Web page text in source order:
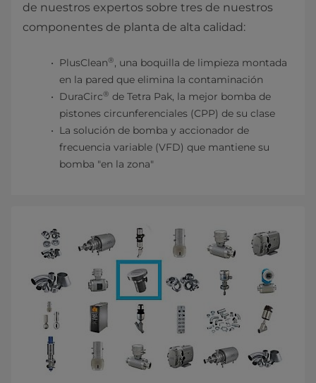
de nuestros expertos sobre tres de nuestros
componentes de planta de alta calidad:
PlusClean®, una boquilla de limpieza montada
en la pared que elimina la contaminación
DuraCirc® de Tetra Pak, la mejor bomba de
pistones circunferenciales (CPP) de su clase
La solución de bomba y accionador de
frecuencia variable (VFD) que mantiene su
bomba "en la zona"